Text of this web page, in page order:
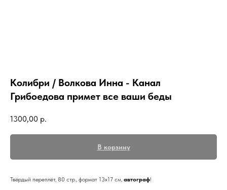
Колибри / Волкова Инна - Канал
Грибоедова примет все ваши беды
1300,00 р.
В корзину
Твёрдый переплёт, 80 стр., формат 13х17 см, автограф!